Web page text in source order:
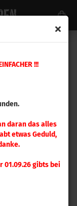
!!!
daran das alles
etwas Geduld,
01.09.26 gibts bei